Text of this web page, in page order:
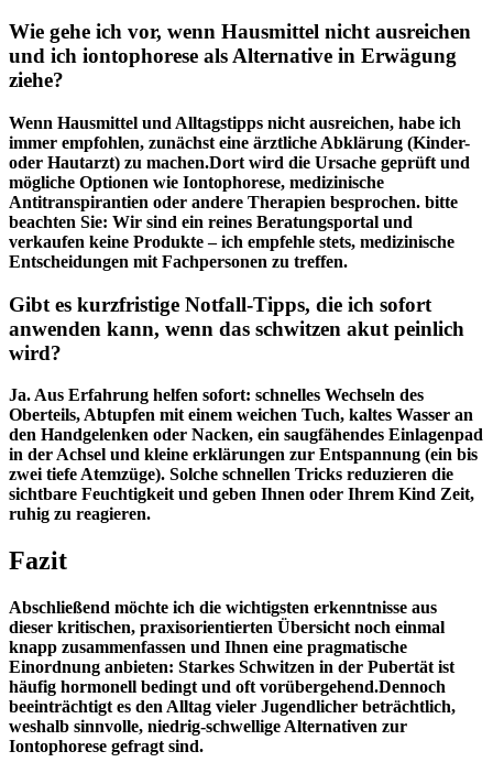
Wie gehe ich vor, ⁣wenn Hausmittel nicht ‌ausreichen
und ‌ich iontophorese als Alternative⁣ in Erwägung⁣
ziehe?
Wenn Hausmittel und Alltagstipps nicht‍ ausreichen, habe ich
immer empfohlen, zunächst eine ärztliche Abklärung ‍(Kinder-
oder Hautarzt) zu machen.Dort ⁢wird​ die Ursache geprüft⁣ und
mögliche ⁢Optionen wie Iontophorese, medizinische
Antitranspirantien oder​ andere Therapien ⁤besprochen. bitte
beachten ‌Sie:⁢ Wir sind ein reines Beratungsportal und
⁤verkaufen⁢ keine ‌Produkte – ich empfehle stets, medizinische
Entscheidungen​ mit Fachpersonen‍ zu treffen.
Gibt es ⁢kurzfristige Notfall-Tipps, die ich sofort
anwenden kann, wenn ⁤das schwitzen akut peinlich
wird?
Ja. ⁤Aus Erfahrung helfen sofort: ‌schnelles Wechseln des
Oberteils, Abtupfen ⁤mit‌ einem weichen Tuch, kaltes Wasser an
den Handgelenken ​oder Nacken, ein‍ saugfähendes Einlagenpad
in der Achsel und‌ kleine erklärungen zur Entspannung ⁣(ein bis
zwei tiefe ⁢Atemzüge). Solche schnellen Tricks reduzieren die
sichtbare Feuchtigkeit und geben ⁣Ihnen oder Ihrem Kind Zeit,
ruhig ​zu reagieren.
Fazit
Abschließend möchte ich die wichtigsten erkenntnisse ⁢aus ​
dieser ‌kritischen, praxisorientierten Übersicht noch​ einmal⁣
knapp zusammenfassen ‍und Ihnen eine pragmatische
Einordnung anbieten: Starkes ‍Schwitzen in ‍der Pubertät ​ist‌
häufig‌ hormonell bedingt und oft vorübergehend.Dennoch
beeinträchtigt es den Alltag ⁣vieler Jugendlicher beträchtlich,
⁣weshalb⁢ sinnvolle, niedrig‑schwellige Alternativen zur⁢
Iontophorese gefragt sind.